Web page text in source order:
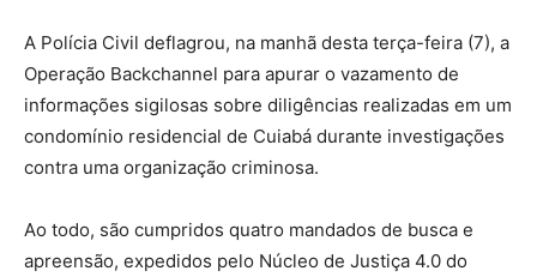
A Polícia Civil deflagrou, na manhã desta terça-feira (7), a
Operação Backchannel para apurar o vazamento de
informações sigilosas sobre diligências realizadas em um
condomínio residencial de Cuiabá durante investigações
contra uma organização criminosa.
Ao todo, são cumpridos quatro mandados de busca e
apreensão, expedidos pelo Núcleo de Justiça 4.0 do